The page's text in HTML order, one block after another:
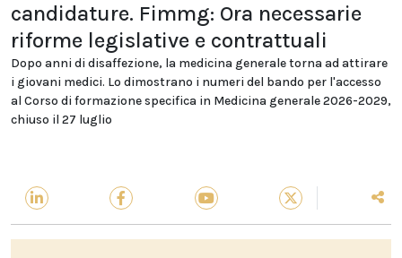
candidature. Fimmg: Ora necessarie
riforme legislative e contrattuali
Dopo anni di disaffezione, la medicina generale torna ad attirare
i giovani medici. Lo dimostrano i numeri del bando per l'accesso
al Corso di formazione specifica in Medicina generale 2026-2029,
chiuso il 27 luglio